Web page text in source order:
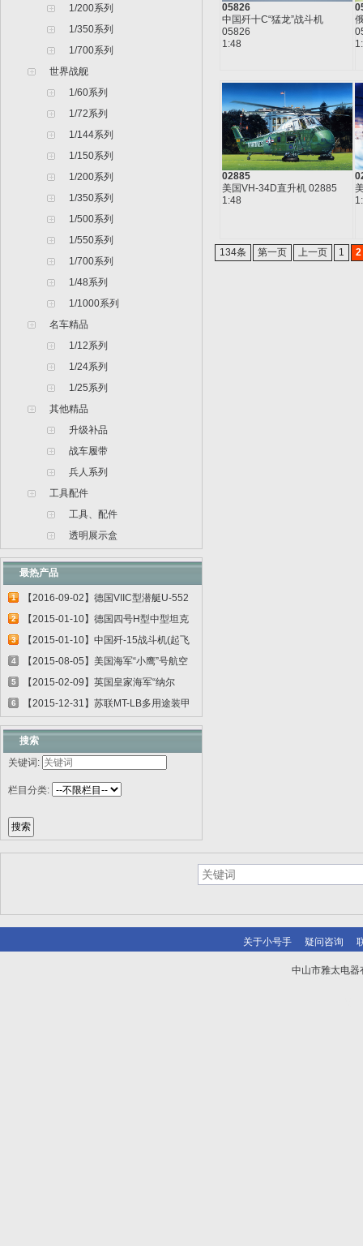
1/200系列
1/350系列
1/700系列
世界战舰
1/60系列
1/72系列
1/144系列
1/150系列
1/200系列
1/350系列
1/500系列
1/550系列
1/700系列
1/48系列
1/1000系列
名车精品
1/12系列
1/24系列
1/25系列
其他精品
升级补品
战车履带
兵人系列
工具配件
工具、配件
透明展示盒
最热产品
1
【2016-09-02】德国VIIC型潜艇U-552
06801
2
【2015-01-10】德国四号H型中型坦克
00920
3
【2015-01-10】中国歼-15战斗机(起飞
甲板...
4
【2015-08-05】美国海军“小鹰”号航空
母...
5
【2015-02-09】英国皇家海军“纳尔
逊”号...
6
【2015-12-31】苏联MT-LB多用途装甲
运输车...
搜索
关键词:
栏目分类:
05826
中国歼十C“猛龙”战斗机
05826
1:48
02885
美国VH-34D直升机 02885
1:48
134条 第一页 上一页 1 2
关于小号手 疑问咨询
中山市雅太电